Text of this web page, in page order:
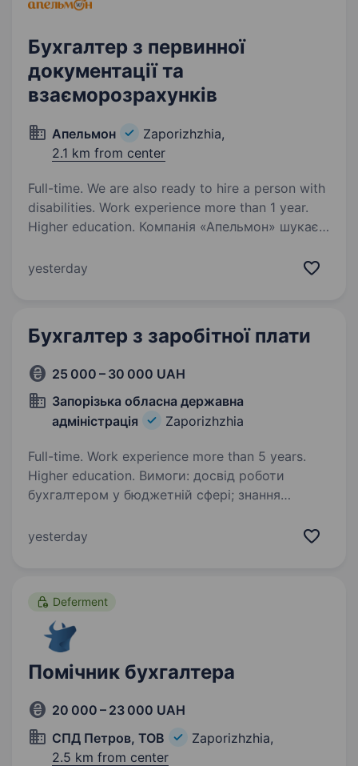
Бухгалтер з первинної
документації та
взаєморозрахунків
Апельмон
Zaporizhzhia,
2.1 km from center
Full-time. We are also ready to hire a person with
disabilities. Work experience more than 1 year.
Higher education. Компанія «Апельмон» шукає
з первинної документації. Ми пропонуємо
yesterday
Бухгалтер з заробітної плати
25 000 – 30 000 UAH
Запорізька обласна державна
адміністрація
Zaporizhzhia
Full-time. Work experience more than 5 years.
Higher education. Вимоги: досвід роботи
бухгалтером у бюджетній сфері; знання
правових актів з питань бухгалтерського
yesterday
Deferment
Помічник бухгалтера
20 000 – 23 000 UAH
СПД Петров, ТОВ
Zaporizhzhia,
2.5 km from center